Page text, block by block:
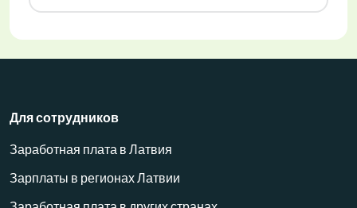
Для сотрудников
Заработная плата в Латвия
Зарплаты в регионах Латвии